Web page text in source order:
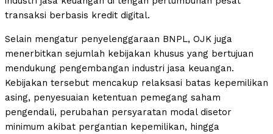
transaksi berbasis kredit digital.
Selain mengatur penyelenggaraan BNPL, OJK juga
menerbitkan sejumlah kebijakan khusus yang bertujuan
mendukung pengembangan industri jasa keuangan.
Kebijakan tersebut mencakup relaksasi batas kepemilikan
asing, penyesuaian ketentuan pemegang saham
pengendali, perubahan persyaratan modal disetor
minimum akibat pergantian kepemilikan, hingga